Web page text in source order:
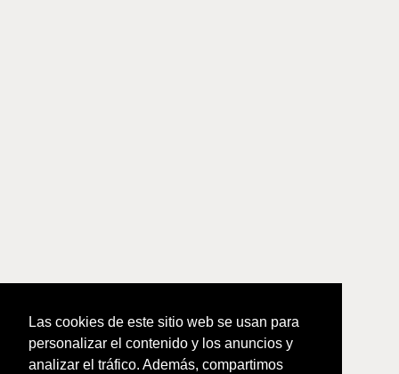
Las cookies de este sitio web se usan para
personalizar el contenido y los anuncios y
analizar el tráfico. Además, compartimos